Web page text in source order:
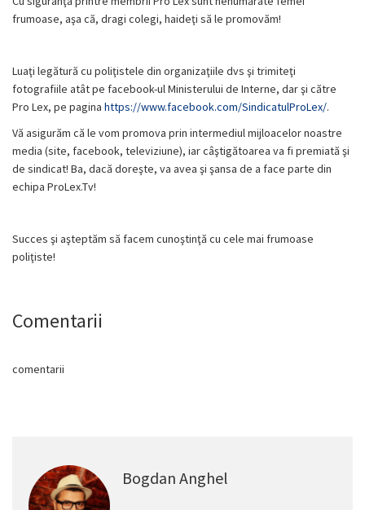
frumoase, aşa că, dragi colegi, haideţi să le promovăm!
Luaţi legătură cu poliţistele din organizaţiile dvs şi trimiteţi
fotografiile atât pe facebook-ul Ministerului de Interne, dar şi către
Pro Lex, pe pagina https://www.facebook.com/SindicatulProLex/.
Vă asigurăm că le vom promova prin intermediul mijloacelor noastre
media (site, facebook, televiziune), iar câştigătoarea va fi premiată şi
de sindicat! Ba, dacă doreşte, va avea şi şansa de a face parte din
echipa ProLex.Tv!
Succes şi aşteptăm să facem cunoştinţă cu cele mai frumoase
poliţiste!
Comentarii
comentarii
Bogdan Anghel